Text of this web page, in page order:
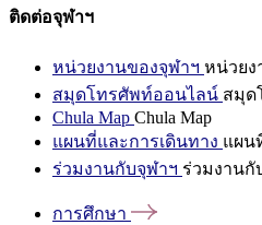
ติดต่อจุฬาฯ
หน่วยงานของจุฬาฯ หน่วยง
สมุดโทรศัพท์ออนไลน์ สมุด
Chula Map Chula Map
แผนที่และการเดินทาง แผน
ร่วมงานกับจุฬาฯ ร่วมงานกั
การศึกษา